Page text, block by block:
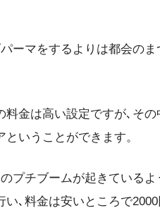
ーマをするよりは都会の
料金は高い設定ですが､そ
いうことができます。
プチブームが起きている
い､料金は安いところで